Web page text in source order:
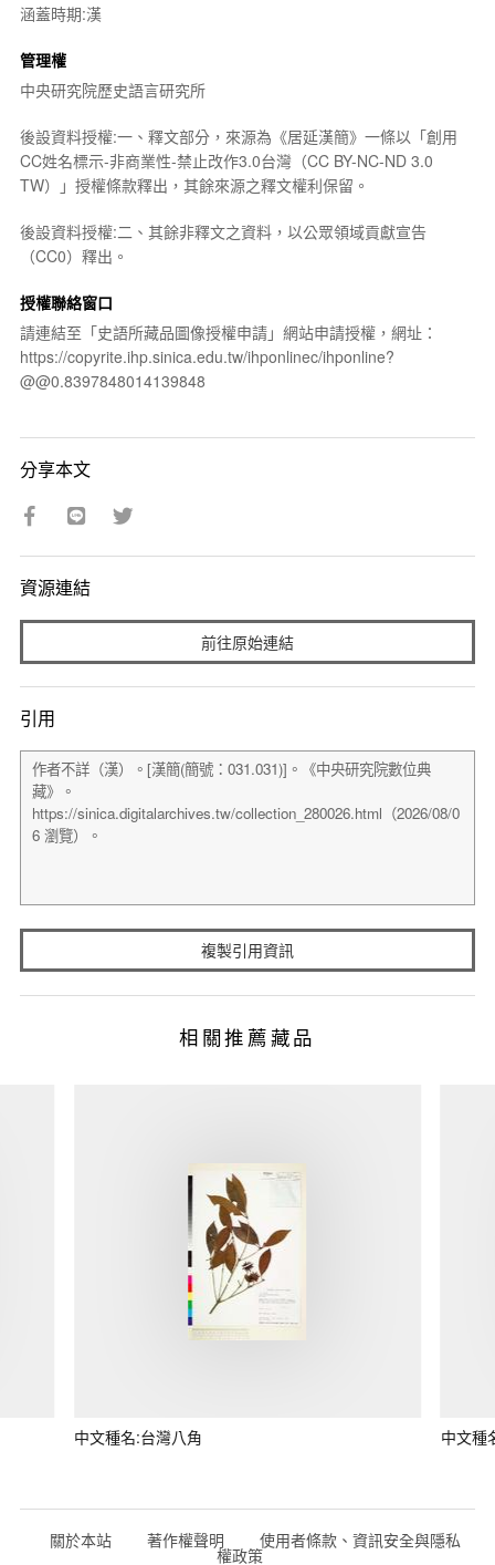
涵蓋時期:漢
管理權
中央研究院歷史語言研究所
後設資料授權:一、釋文部分，來源為《居延漢簡》一條以「創用
CC姓名標示-非商業性-禁止改作3.0台灣（CC BY-NC-ND 3.0
TW）」授權條款釋出，其餘來源之釋文權利保留。
後設資料授權:二、其餘非釋文之資料，以公眾領域貢獻宣告
（CC0）釋出。
授權聯絡窗口
請連結至「史語所藏品圖像授權申請」網站申請授權，網址：
https://copyrite.ihp.sinica.edu.tw/ihponlinec/ihponline?
@@0.8397848014139848
分享本文
資源連結
前往原始連結
引用
複製引用資訊
相關推薦藏品
中文種名:台灣八角 中文種
關於本站 著作權聲明 使用者條款、資訊安全與隱私
權政策